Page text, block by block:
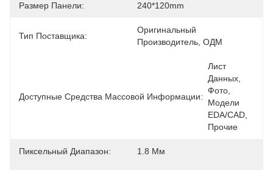
Размер Панели: 240*120mm
Тип Поставщика:
Оригинальный
Производитель, ОДМ
Доступные Средства Массовой Информации:
Лист
Данных,
Фото,
Модели
EDA/CAD,
Прочие
Пиксельный Диапазон: 1.8 Мм